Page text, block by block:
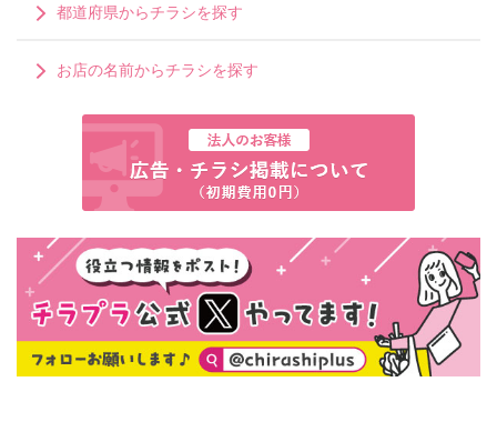
都道府県からチラシを探す
お店の名前からチラシを探す